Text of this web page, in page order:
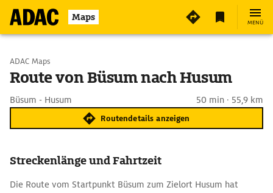
Maps MENÜ
Start wählen
ADAC Maps
Route von Büsum nach Husum
Büsum - Husum 50 min · 55,9 km
Routendetails anzeigen
Streckenlänge und Fahrtzeit
Die Route vom Startpunkt Büsum zum Zielort Husum hat